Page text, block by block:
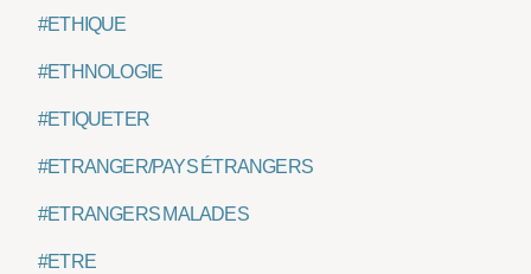
#ETHIQUE
#ETHNOLOGIE
#ETIQUETER
#ETRANGER/PAYS ÉTRANGERS
#ETRANGERS MALADES
#ETRE